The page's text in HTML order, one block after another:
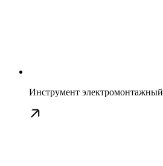
Инструмент электромонтажный